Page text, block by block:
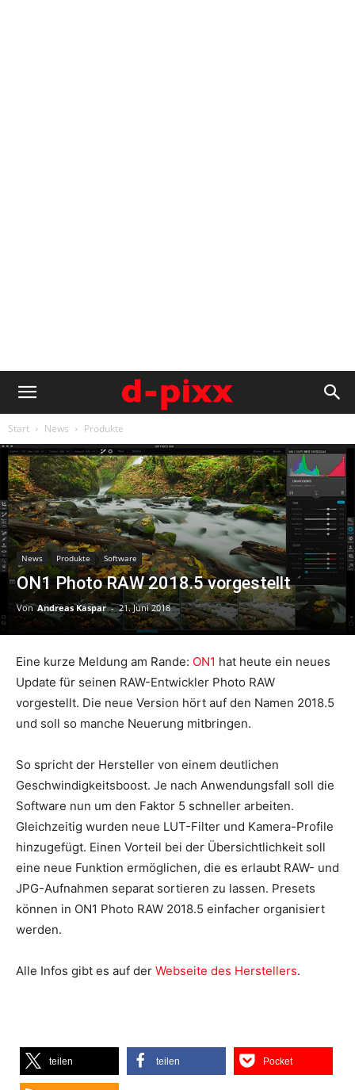
Start News Produkte
News Produkte Software
ON1 Photo RAW 2018.5 vorgestellt
Von Andreas Kaspar - 21. Juni 2018
Eine kurze Meldung am Rande: ON1 hat heute ein neues
Update für seinen RAW-Entwickler Photo RAW
vorgestellt. Die neue Version hört auf den Namen 2018.5
und soll so manche Neuerung mitbringen.
So spricht der Hersteller von einem deutlichen
Geschwindigkeitsboost. Je nach Anwendungsfall soll die
Software nun um den Faktor 5 schneller arbeiten.
Gleichzeitig wurden neue LUT-Filter und Kamera-Profile
hinzugefügt. Einen Vorteil bei der Übersichtlichkeit soll
eine neue Funktion ermöglichen, die es erlaubt RAW- und
JPG-Aufnahmen separat sortieren zu lassen. Presets
können in ON1 Photo RAW 2018.5 einfacher organisiert
werden.
Alle Infos gibt es auf der Webseite des Herstellers.
teilen teilen Pocket